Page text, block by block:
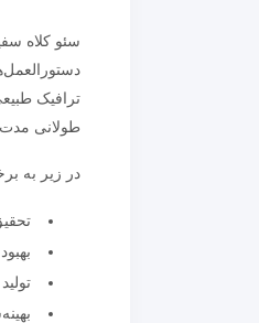
ترافیک
طولانی
در زیر به